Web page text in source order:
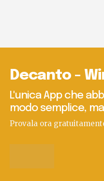
Decanto -
L'unica App che
modo semplice,
Provala ora